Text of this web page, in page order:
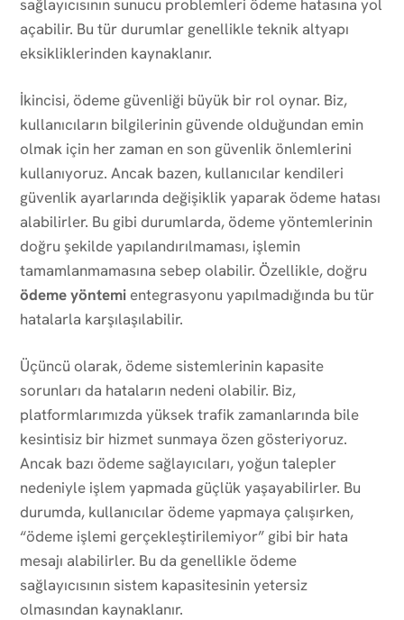
sağlayıcısının sunucu problemleri ödeme hatasına yol
açabilir. Bu tür durumlar genellikle teknik altyapı
eksikliklerinden kaynaklanır.
İkincisi, ödeme güvenliği büyük bir rol oynar. Biz,
kullanıcıların bilgilerinin güvende olduğundan emin
olmak için her zaman en son güvenlik önlemlerini
kullanıyoruz. Ancak bazen, kullanıcılar kendileri
güvenlik ayarlarında değişiklik yaparak ödeme hatası
alabilirler. Bu gibi durumlarda, ödeme yöntemlerinin
doğru şekilde yapılandırılmaması, işlemin
tamamlanmamasına sebep olabilir. Özellikle, doğru
ödeme yöntemi entegrasyonu yapılmadığında bu tür
hatalarla karşılaşılabilir.
Üçüncü olarak, ödeme sistemlerinin kapasite
sorunları da hataların nedeni olabilir. Biz,
platformlarımızda yüksek trafik zamanlarında bile
kesintisiz bir hizmet sunmaya özen gösteriyoruz.
Ancak bazı ödeme sağlayıcıları, yoğun talepler
nedeniyle işlem yapmada güçlük yaşayabilirler. Bu
durumda, kullanıcılar ödeme yapmaya çalışırken,
“ödeme işlemi gerçekleştirilemiyor” gibi bir hata
mesajı alabilirler. Bu da genellikle ödeme
sağlayıcısının sistem kapasitesinin yetersiz
olmasından kaynaklanır.